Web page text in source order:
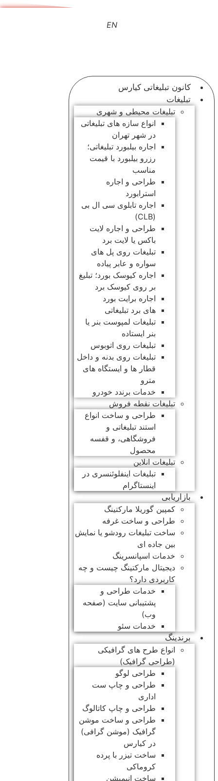
EN
کانون تبلیغاتی کیارس
تبلیغات
تبلیغات محیطی و شهری
انواع سازه‌ های تبلیغاتی
در شهر تهران
اجاره بیلبورد تبلیغاتی؛
رزرو بیلبورد با قیمت
مناسب
طراحی و اجاره
استرابورد
اجاره تابلوی سی ال بی
(CLB)
طراحی و اجاره لایت
باکس یا لایت برد
تبلیغات روی پل های
سواره و عابر پیاده
اجاره کیوسک بورد؛ تبلیغ
بر روی کیوسک برد
اجاره برایت بورد
های برد تبلیغاتی
تبلیغات لمپوست بنر یا
بنر ایستاده
تبلیغات روی اتوبوس
تبلیغات روی بدنه و داخل
قطار ها و ایستگاه های
مترو
خدمات برندد خودرو
تبلیغات نقطه فروش
طراحی و ساخت انواع
استند تبلیغاتی و
فروشگاهی، و قفسه
محصول
تبلیغات انلاین
تبلیغات اینفلوئنسری در
اینستاگرام
بازاریابی
کمپین گوریلا مارکتینگ
طراحی و ساخت غرفه
ساخت تبلیغات رودشو یا نمایش
بین جاده ای
خدمات اسپانسرینگ
دیجیتال مارکتینگ چیست و چه
کاربردی دارد؟
خدمات طراحی و
پشتیبانی سایت (صفحه
وب)
خدمات سئو
برندینگ
انواع طرح های گرافیکی
(طراحی گرافیک)
طراحی لوگو
طراحی و چاپ ست
اداری
طراحی و چاپ کاتالوگ
طراحی و ساخت موشن
گرافیک (موشن گرافی)
در کیارس
ساخت تیزر با پرده
کروماکی
ساخت انیمیشن